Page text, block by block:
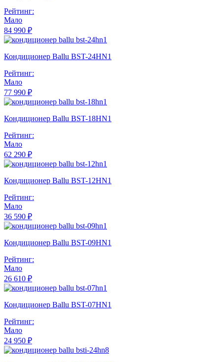
Рейтинг:
Мало
84 990 ₽
Кондиционер Ballu BST-24HN1
Рейтинг:
Мало
77 990 ₽
Кондиционер Ballu BST-18HN1
Рейтинг:
Мало
62 290 ₽
Кондиционер Ballu BST-12HN1
Рейтинг:
Мало
36 590 ₽
Кондиционер Ballu BST-09HN1
Рейтинг:
Мало
26 610 ₽
Кондиционер Ballu BST-07HN1
Рейтинг:
Мало
24 950 ₽